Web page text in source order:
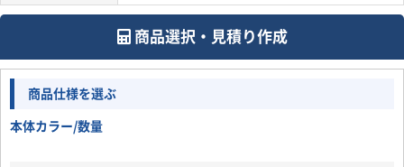
商品選択・見積り作成
商品仕様を選ぶ
本体カラー/数量